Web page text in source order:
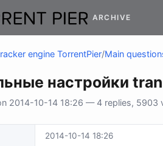
ARCHIVE
engine TorrentPier/Main
настройки
2014-10-14 18:26 — 4 replies, 5903
2014-10-14 18:26